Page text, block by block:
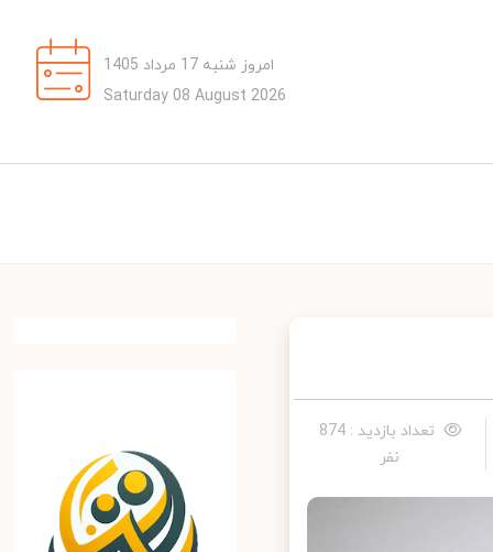
امروز شنبه 17 مرداد 1405
Saturday 08 August 2026
تعداد بازدید : 874
نفر